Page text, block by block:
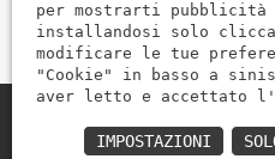
Zem Marmi P.I. 03463990246
per mostrarti
installandosi solo
modificare le tue
"Cookie" in basso a
aver letto e accettato l'
IMPOSTAZIONI